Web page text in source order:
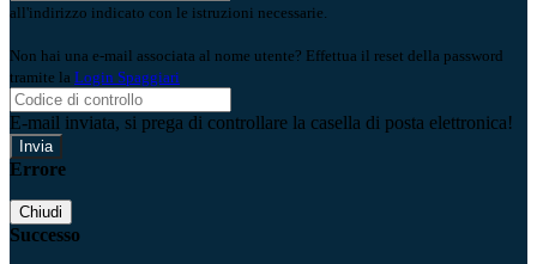
all'indirizzo indicato con le istruzioni necessarie.
Non hai una e-mail associata al nome utente? Effettua il reset della password
tramite la Login Spaggiari
E-mail inviata, si prega di controllare la casella di posta elettronica!
Errore
Chiudi
Successo